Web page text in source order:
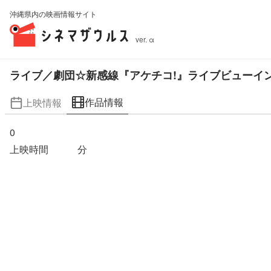
沖縄県内の映画情報サイト
ver. α
ライブ／劇団☆新感線『アケチコ!』ライブビューイ
上映情報 作品情報
0
上映時間
分